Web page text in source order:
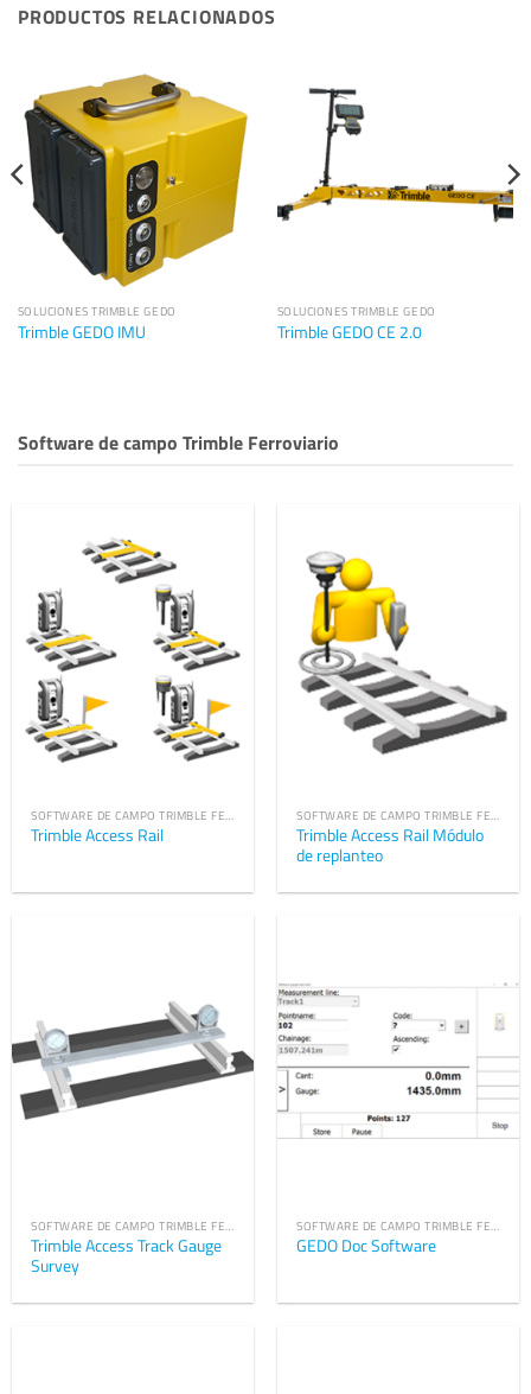
PRODUCTOS RELACIONADOS
SOLUCIONES TRIMBLE GEDO
Trimble GEDO IMU
SOLUCIONES TRIMBLE GEDO
Trimble GEDO CE 2.0
Software de campo Trimble Ferroviario
SOFTWARE DE CAMPO TRIMBLE FERROVIARIO
Trimble Access Rail
SOFTWARE DE CAMPO TRIMBLE FERROVIARIO
Trimble Access Rail Módulo
de replanteo
SOFTWARE DE CAMPO TRIMBLE FERROVIARIO
Trimble Access Track Gauge
Survey
SOFTWARE DE CAMPO TRIMBLE FERROVIARIO
GEDO Doc Software